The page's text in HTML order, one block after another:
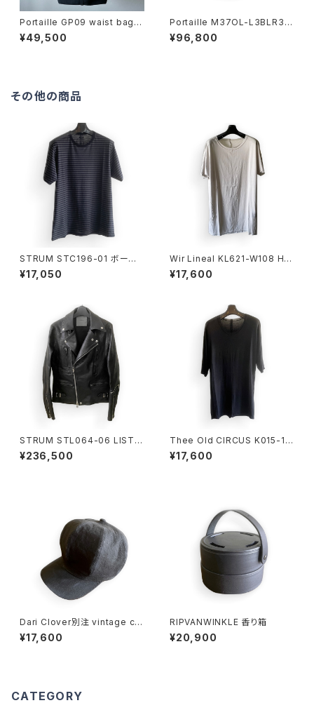
Portaille GP09 waist bag F
illed steer black
¥49,500
Portaille M37OL-L3BLR3S
OLE drape boots
¥96,800
その他の商品
STRUM STC196-01 ボーダ
ー強撚天竺クルーネックTシャ
ツ
¥17,050
Wir Lineal KL621-W108 HA
¥17,600
STRUM STL064-06 LIST H
orse Double Riders
¥236,500
Thee Old CIRCUS K015-10
61 U NECK HALF SLEEVE
DUST BLACK
¥17,600
Dari Clover別注 vintage ca
squette BLACK
¥17,600
RIPVANWINKLE 香り箱
¥20,900
CATEGORY